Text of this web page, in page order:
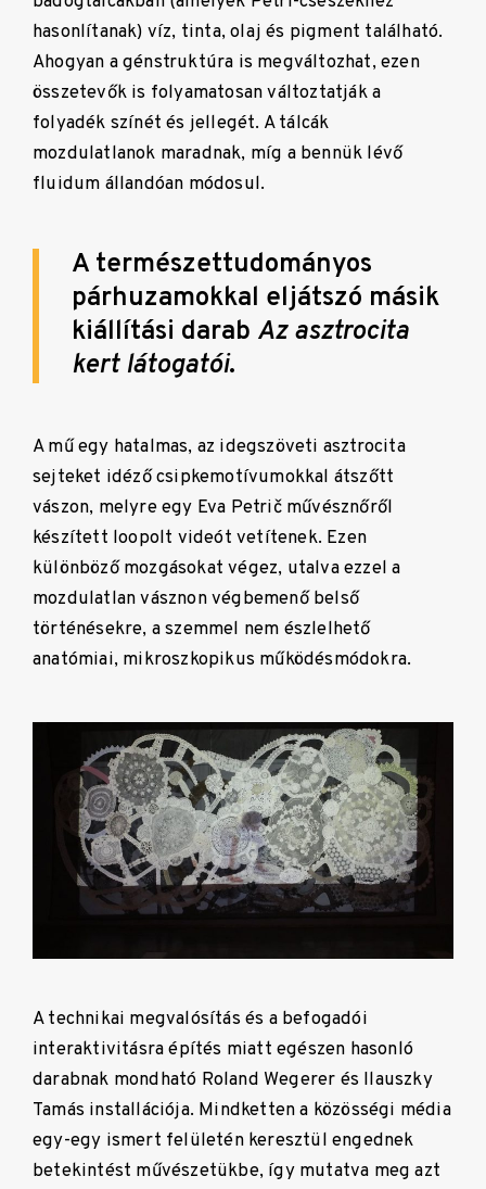
hasonlítanak) víz, tinta, olaj és pigment található.
Ahogyan a génstruktúra is megváltozhat, ezen
összetevők is folyamatosan változtatják a
folyadék színét és jellegét. A tálcák
mozdulatlanok maradnak, míg a bennük lévő
fluidum állandóan módosul.
A természettudományos
párhuzamokkal eljátszó másik
kiállítási darab Az asztrocita
kert látogatói.
A mű egy hatalmas, az idegszöveti asztrocita
sejteket idéző csipkemotívumokkal átszőtt
vászon, melyre egy Eva Petrič művésznőről
készített loopolt videót vetítenek. Ezen
különböző mozgásokat végez, utalva ezzel a
mozdulatlan vásznon végbemenő belső
történésekre, a szemmel nem észlelhető
anatómiai, mikroszkopikus működésmódokra.
A technikai megvalósítás és a befogadói
interaktivitásra építés miatt egészen hasonló
darabnak mondható Roland Wegerer és Ilauszky
Tamás installációja. Mindketten a közösségi média
egy-egy ismert felületén keresztül engednek
betekintést művészetükbe, így mutatva meg azt